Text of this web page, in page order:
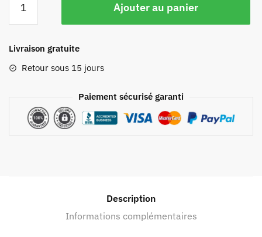
Ajouter au panier
Livraison gratuite
Retour sous 15 jours
Paiement sécurisé garanti
Description
Informations complémentaires